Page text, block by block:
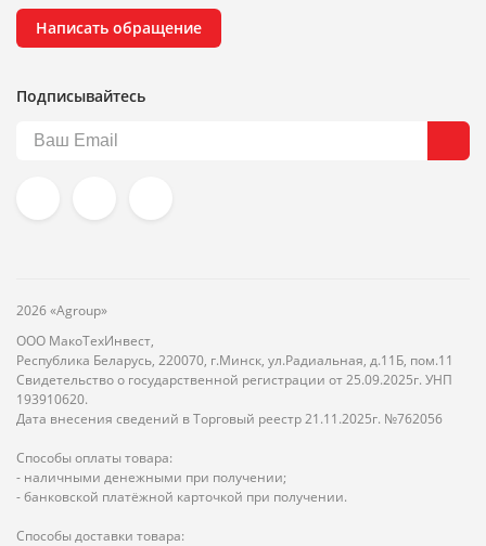
Написать обращение
Подписывайтесь
2026 «Agroup»
ООО МакоТехИнвест,
Республика Беларусь, 220070, г.Минск, ул.Радиальная, д.11Б, пом.11
Свидетельство о государственной регистрации от 25.09.2025г. УНП
193910620.
Дата внесения сведений в Торговый реестр 21.11.2025г. №762056
Способы оплаты товара:
- наличными денежными при получении;
- банковской платёжной карточкой при получении.
Способы доставки товара: